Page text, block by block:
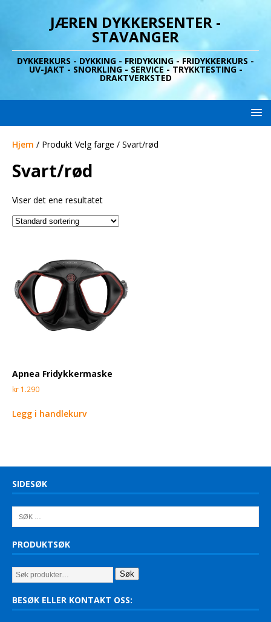
JÆREN DYKKERSENTER -
STAVANGER
DYKKERKURS - DYKKING - FRIDYKKING - FRIDYKKERKURS -
UV-JAKT - SNORKLING - SERVICE - TRYKKTESTING -
DRAKTVERKSTED
Hjem / Produkt Velg farge / Svart/rød
Svart/rød
Viser det ene resultatet
Apnea Fridykkermaske
kr 1.290
Legg i handlekurv
SIDESØK
PRODUKTSØK
Søk
BESØK ELLER KONTAKT OSS: